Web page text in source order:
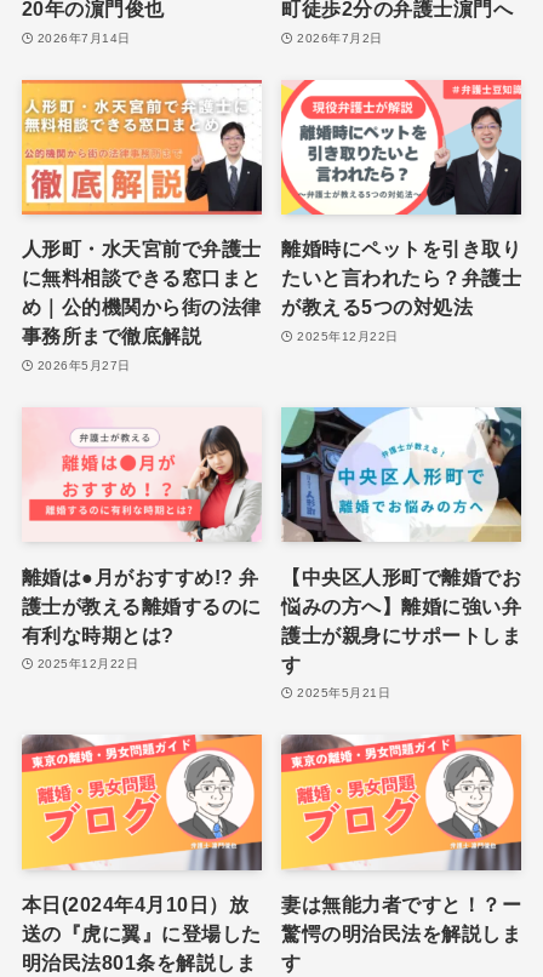
20年の濵門俊也
2026年7月14日
町徒歩2分の弁護士濵門へ
2026年7月2日
人形町・水天宮前で弁護士
に無料相談できる窓口まと
め｜公的機関から街の法律
事務所まで徹底解説
2026年5月27日
離婚時にペットを引き取り
たいと言われたら？弁護士
が教える5つの対処法
2025年12月22日
離婚は●月がおすすめ!? 弁
護士が教える離婚するのに
有利な時期とは?
2025年12月22日
【中央区人形町で離婚でお
悩みの方へ】離婚に強い弁
護士が親身にサポートしま
す
2025年5月21日
本日(2024年4月10日）放
送の『虎に翼』に登場した
明治民法801条を解説しま
妻は無能力者ですと！？ー
驚愕の明治民法を解説しま
す